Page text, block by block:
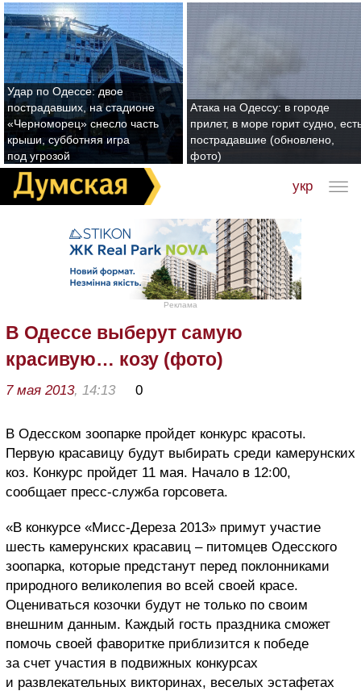
Удар по Одессе: двое
пострадавших, на стадионе
«Черноморец» снесло часть
крыши, субботняя игра
под угрозой
Атака на Одессу: в городе
прилет, в море горит судно,
пострадавшие (обновлено,
фото)
укр
Реклама
В Одессе выберут самую
красивую… козу (фото)
7 мая 2013, 14:13 0
В Одесском зоопарке пройдет конкурс красоты.
Первую красавицу будут выбирать среди камерунских
коз. Конкурс пройдет 11 мая. Начало в 12:00,
сообщает пресс-служба горсовета.
«В конкурсе «Мисс-Дереза 2013» примут участие
шесть камерунских красавиц – питомцев Одесского
зоопарка, которые предстанут перед поклонниками
природного великолепия во всей своей красе.
Оцениваться козочки будут не только по своим
внешним данным. Каждый гость праздника сможет
помочь своей фаворитке приблизится к победе
за счет участия в подвижных конкурсах
и развлекательных викторинах, веселых эстафетах